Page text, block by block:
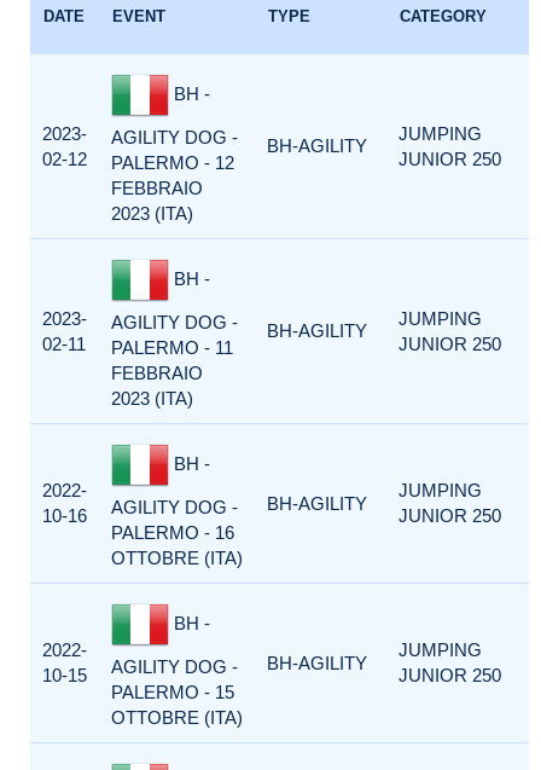
DATE EVENT TYPE CATEGORY
2023-
02-12
BH -
AGILITY DOG -
PALERMO - 12
FEBBRAIO
2023 (ITA)
BH-AGILITY
JUMPING
JUNIOR 250
2023-
02-11
BH -
AGILITY DOG -
PALERMO - 11
FEBBRAIO
2023 (ITA)
BH-AGILITY
JUMPING
JUNIOR 250
2022-
10-16
BH -
AGILITY DOG -
PALERMO - 16
OTTOBRE (ITA)
BH-AGILITY
JUMPING
JUNIOR 250
2022-
10-15
BH -
AGILITY DOG -
PALERMO - 15
OTTOBRE (ITA)
BH-AGILITY
JUMPING
JUNIOR 250